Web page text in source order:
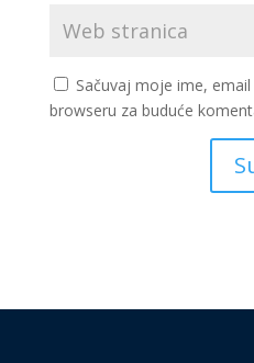
Sačuvaj moje ime,
browseru za buduće